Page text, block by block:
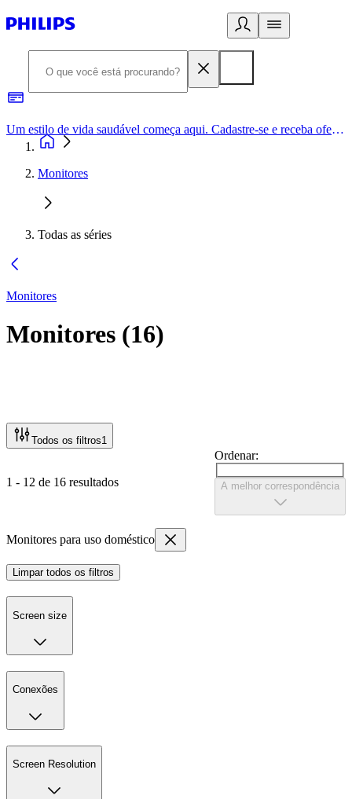
Um estilo de vida saudável começa aqui. Cadastre-se e receba ofertas exclusivas.
Monitores
Todas as séries
Monitores
Monitores (16)
Todos os filtros1
1 - 12 de 16 resultados
Ordenar:
A melhor correspondência
Monitores para uso doméstico
Limpar todos os filtros
Screen size
Conexões
Screen Resolution